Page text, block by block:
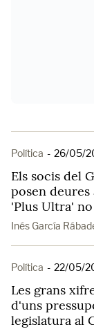
Política - 26/05/
Els socis del
posen deures
'Plus Ultra'
Inés García
Política - 22/05/
Les grans
d'uns
legislatura al